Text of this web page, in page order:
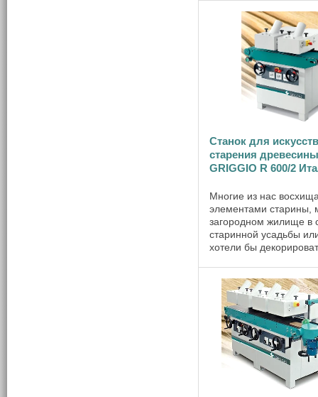
является станок для
искусственного
древесины R ...
Станок для
старения древесины
GRIGGIO R 600/2
Многие из нас
элементами старины,
загородном жилище в
старинной усадьбы
хотели бы
древесиной. Спрос на
подобного рода
каждым ...